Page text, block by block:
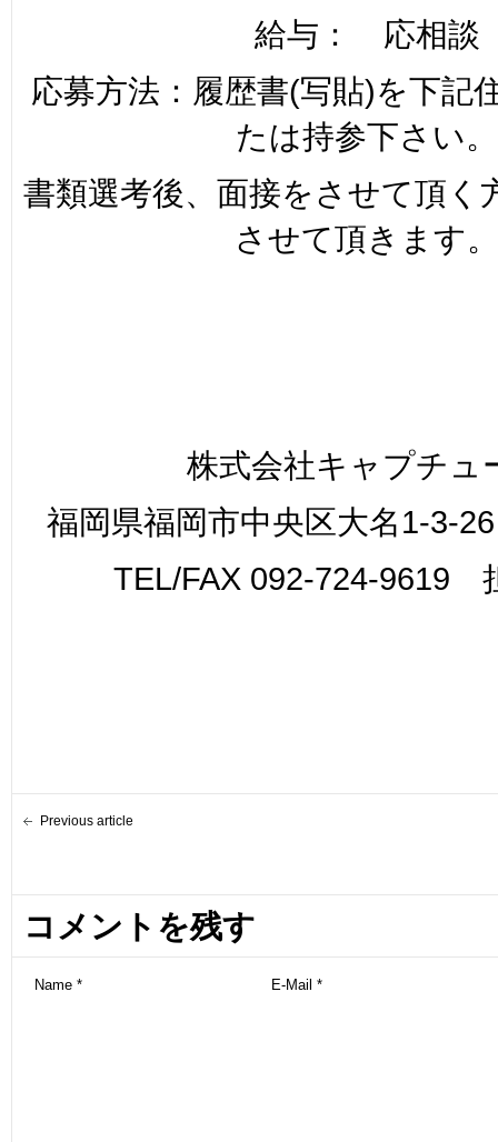
給与： 応相談
応募方法：履歴書(写貼)を下記
たは持参下さい。
書類選考後、面接をさせて頂く
させて頂きます。
株式会社キャプチュ
福岡県福岡市中央区大名1-3-
TEL/FAX 092-724-9619
Previous article
コメントを残す